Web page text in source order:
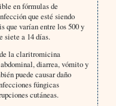
en fórmulas de
que esté siendo
que varían entre los 500 y
siete a 14 días.
la claritromicina
diarrea, vómito y
puede causar daño
fúngicas
cutáneas.